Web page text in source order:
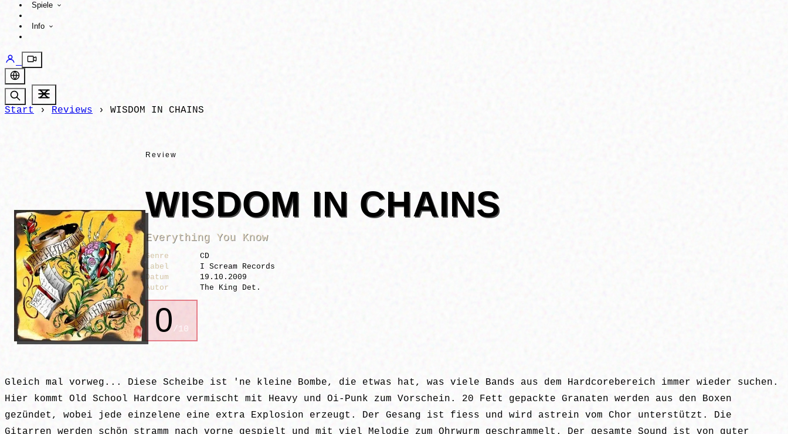
Spiele
Info
Start › Reviews › WISDOM IN CHAINS
Review
WISDOM IN CHAINS
Everything You Know
Genre
CD
Label
I Scream Records
Datum
19.10.2009
Autor
The King Det.
0/10
Gleich mal vorweg... Diese Scheibe ist 'ne kleine Bombe, die etwas hat, was viele Bands aus dem Hardcorebereich immer wieder suchen.
Hier kommt Old School Hardcore vermischt mit Heavy und Oi-Punk zum Vorschein. 20 Fett gepackte Granaten werden aus den Boxen
gezündet, wobei jede einzelene eine extra Explosion erzeugt. Der Gesang ist fiess und wird astrein vom Chor unterstützt. Die
Gitarren werden schön stramm nach vorne gespielt und mit viel Melodie zum Ohrwurm geschrammelt. Der gesamte Sound ist von guter